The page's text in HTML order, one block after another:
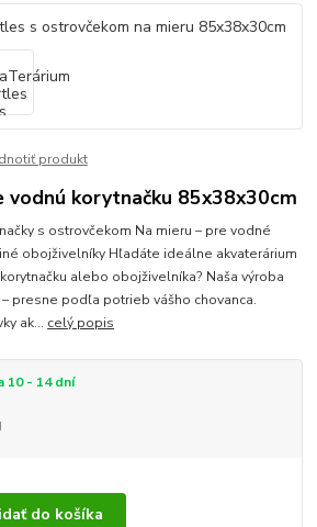
produkt
vodnú korytnačku 85x38x30cm
s ostrovčekom Na mieru – pre vodné
obojživelníky Hľadáte ideálne akvaterárium
alebo obojživelníka? Naša výroba
presne podľa potrieb vášho chovanca.
ak... celý popis
10 - 14 dní
do košíka